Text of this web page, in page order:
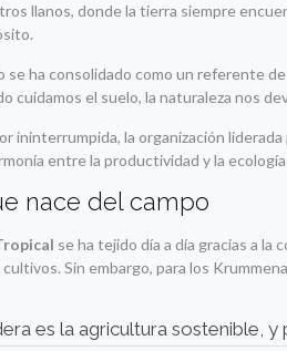
llanos, donde la tierra siempre
se ha consolidado como un referente
cuidamos el suelo, la naturaleza nos
ininterrumpida, la organización liderada
entre la productividad y la
nace del campo
se ha tejido día a día gracias a la
Sin embargo, para los
es la agricultura sostenible,